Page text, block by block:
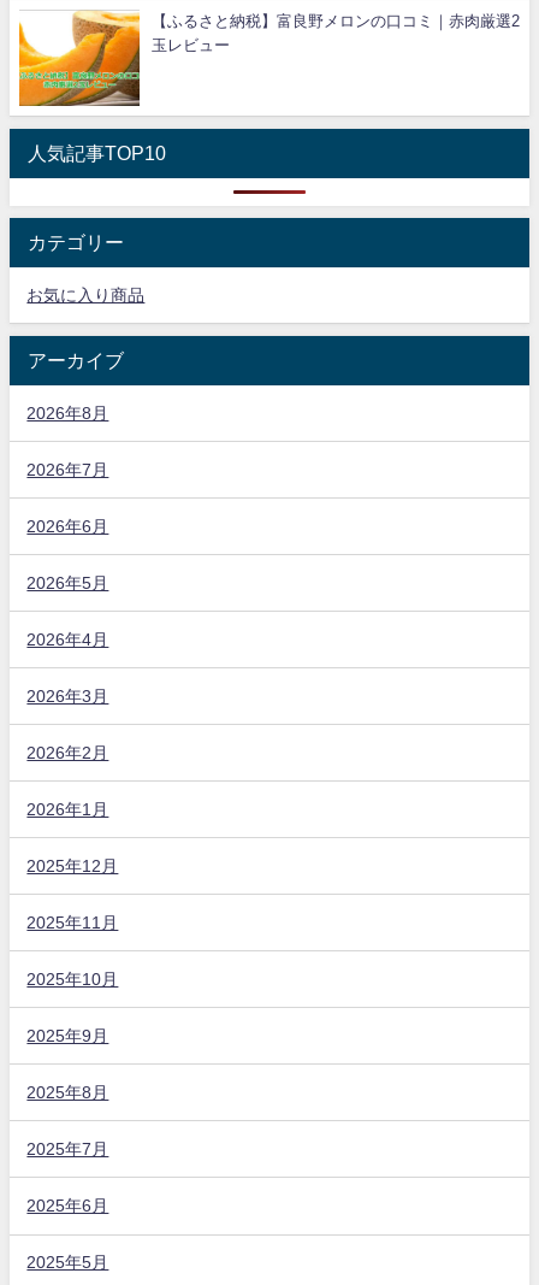
【ふるさと納税】富良野メロンの口コミ｜赤肉厳選2
玉レビュー
人気記事TOP10
カテゴリー
お気に入り商品
アーカイブ
2026年8月
2026年7月
2026年6月
2026年5月
2026年4月
2026年3月
2026年2月
2026年1月
2025年12月
2025年11月
2025年10月
2025年9月
2025年8月
2025年7月
2025年6月
2025年5月